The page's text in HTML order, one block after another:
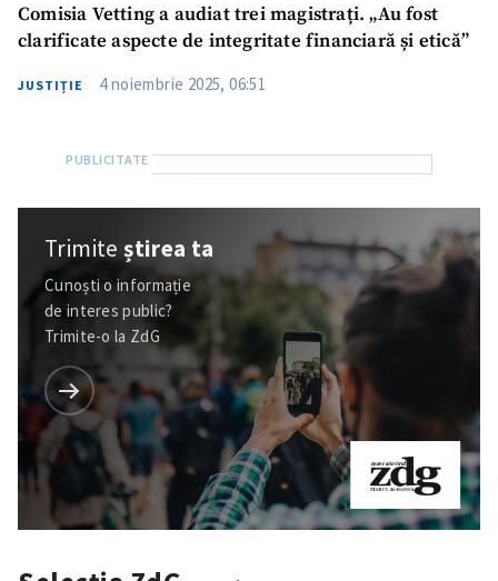
Trimite o informație
Despre ZdG
in English
на русском
Comisia Vetting a audiat trei magistrați. „Au fost
clarificate aspecte de integritate financiară și etică”
JUSTIȚIE 4 noiembrie 2025, 06:51
Trimiteștirea ta
Cunoști o informație
de interes public?
Trimite-o la ZdG